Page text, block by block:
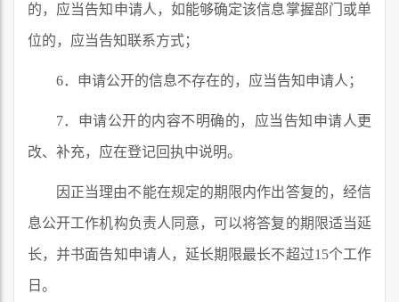
的，应当告知申请人，如能够确定该信息掌握部门或单
位的，应当告知联系方式；
6．申请公开的信息不存在的，应当告知申请人；
7．申请公开的内容不明确的，应当告知申请人更
改、补充，应在登记回执中说明。
因正当理由不能在规定的期限内作出答复的，经信
息公开工作机构负责人同意，可以将答复的期限适当延
长，并书面告知申请人，延长期限最长不超过15个工作
日。